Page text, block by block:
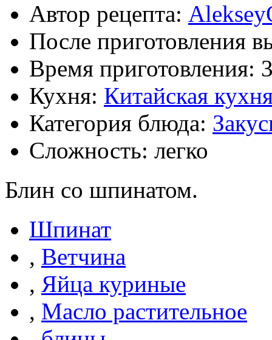
Автор рецепта:
После приготовления
Время приготовления:
Кухня: Китайская
Категория блюда:
Сложность: легко
Блин со шпинатом.
Шпинат
, Ветчина
, Яйца куриные
, Масло растительное